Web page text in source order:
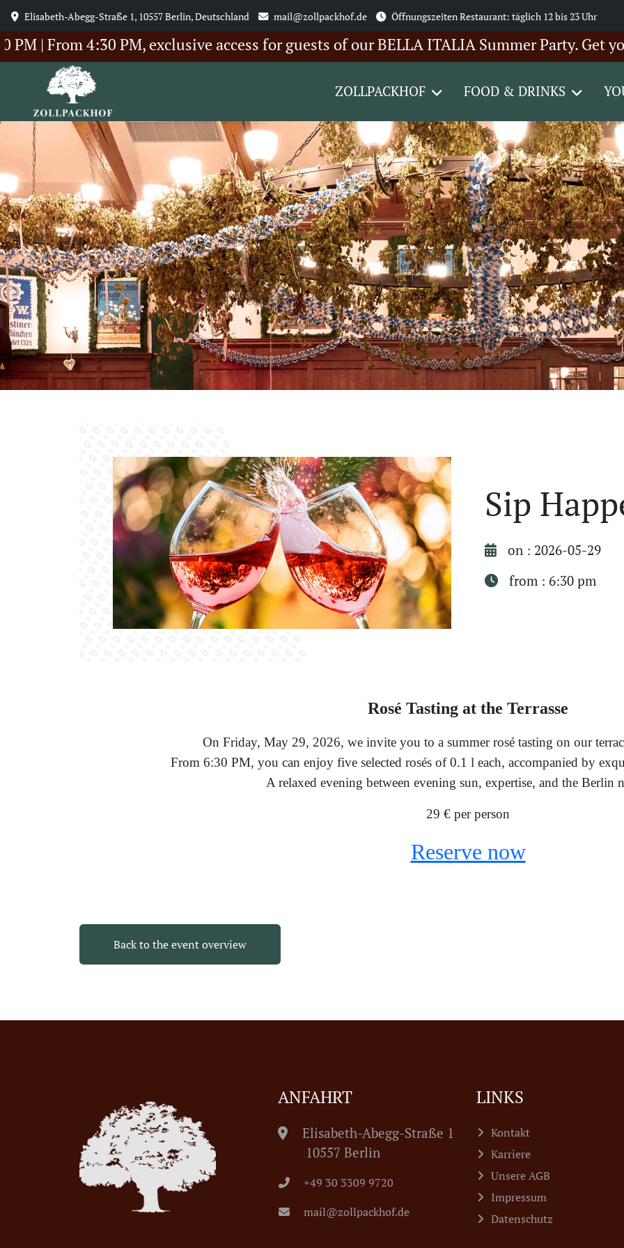
Elisabeth-Abegg-Straße 1, 10557 Berlin, Deutschland mail@zollpackhof.de Öffnungszeiten Restaurant: täglich 12 bis 23 Uhr
4:30 PM, exclusive access for guests of our BELLA ITALIA Summer Party. Get your
ZOLLPACKHOF FOOD & DRINKS
Sip
on : 2026-05-29
from : 6:30 pm
Rosé Tasting at the Terrasse
On Friday, May 29, 2026, we invite you to a summer rosé tasting on our
From 6:30 PM, you can enjoy five selected rosés of 0.1 l each, accompanied by
A relaxed evening between evening sun, expertise, and the Berlin
29 € per person
Reserve now
Back to the event overview
ANFAHRT
Elisabeth-Abegg-Straße 1
10557 Berlin
+49 30 3309 9720
mail@zollpackhof.de
LINKS
Kontakt
Karriere
Unsere AGB
Impressum
Datenschutz